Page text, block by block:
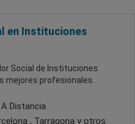
en Instituciones
Social de Instituciones
mejores profesionales.
Distancia
, Tarragona y otros